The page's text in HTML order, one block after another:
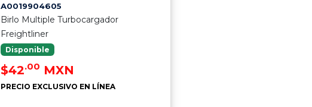
A0019904605
Birlo Multiple Turbocargador
Freightliner
Disponible
$42.00 MXN
PRECIO EXCLUSIVO EN LÍNEA